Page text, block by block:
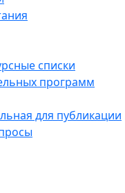
списки
программ
для публикации